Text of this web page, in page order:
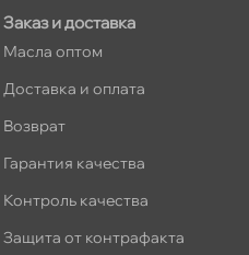
Заказ и доставка
Масла оптом
Доставка и оплата
озврат
Гарантия качества
Контроль качества
Защита от контрафакта